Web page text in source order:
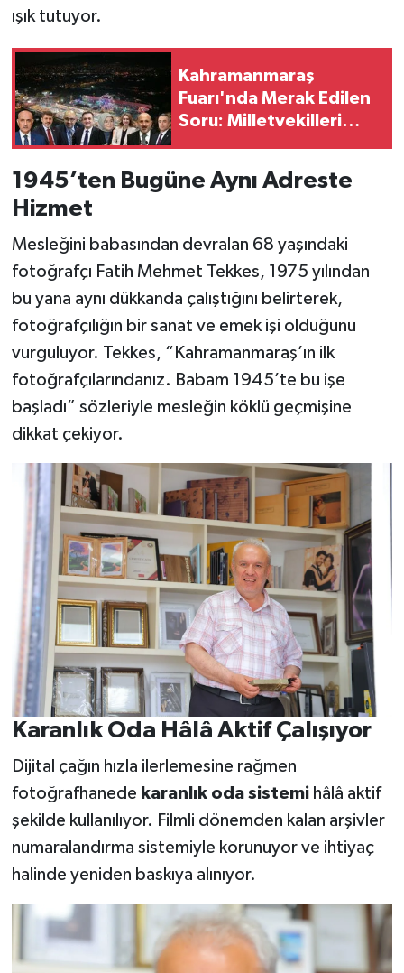
ışık tutuyor.
Kahramanmaraş
Fuarı'nda Merak Edilen
Soru: Milletvekilleri
1945’ten Bugüne Aynı Adreste
Hizmet
Mesleğini babasından devralan 68 yaşındaki
fotoğrafçı Fatih Mehmet Tekkes, 1975 yılından
bu yana aynı dükkanda çalıştığını belirterek,
fotoğrafçılığın bir sanat ve emek işi olduğunu
vurguluyor. Tekkes, “Kahramanmaraş’ın ilk
fotoğrafçılarındanız. Babam 1945’te bu işe
başladı” sözleriyle mesleğin köklü geçmişine
dikkat çekiyor.
Karanlık Oda Hâlâ Aktif Çalışıyor
Dijital çağın hızla ilerlemesine rağmen
fotoğrafhanede karanlık oda sistemihâlâ aktif
şekilde kullanılıyor. Filmli dönemden kalan arşivler
numaralandırma sistemiyle korunuyor ve ihtiyaç
halinde yeniden baskıya alınıyor.